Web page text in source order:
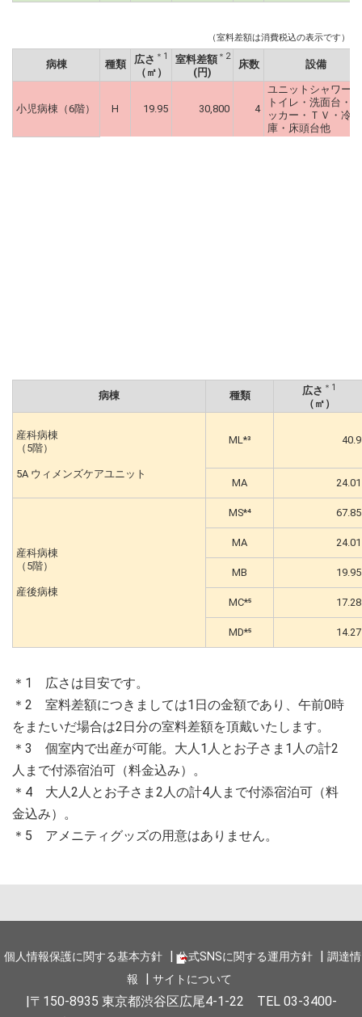
（室料差額は消費税込の表示です）
病棟 種類 広さ ＊1
（㎡）
室料差額＊2
(円)
床数 設備
小児病棟（6階） H 19.95 30,800 4
ユニットシャワー・
トイレ・洗面台・ロ
ッカー・ＴＶ・冷蔵
庫・床頭台他
病棟 種類 広さ ＊1
（㎡）
産科病棟
（5階）
5A ウィメンズケアユニット
ML*³ 40.9
MA 24.01
産科病棟
（5階）
産後病棟
MS*⁴ 67.85
MA 24.01
MB 19.95
MC*⁵ 17.28
MD*⁵ 14.27
＊1 広さは目安です。
＊2 室料差額につきましては1日の金額であり、午前0時
をまたいだ場合は2日分の室料差額を頂戴いたします。
＊3 個室内で出産が可能。大人1人とお子さま1人の計2
人まで付添宿泊可（料金込み）。
＊4 大人2人とお子さま2人の計4人まで付添宿泊可（料
金込み）。
＊5 アメニティグッズの用意はありません。
個人情報保護に関する基本方針 公式SNSに関する運用方針
調達情
報
サイトについて
〒150-8935 東京都渋谷区広尾4-1-22 TEL 03-3400-